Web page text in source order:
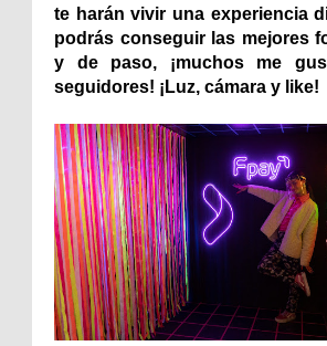
te harán vivir una experiencia
podrás conseguir las mejores
y de paso, ¡muchos me
seguidores! ¡Luz, cámara y like!